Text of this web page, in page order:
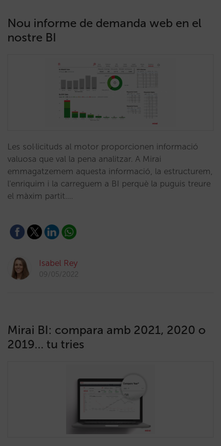
Nou informe de demanda web en el
nostre BI
Les sol·licituds al motor proporcionen informació
valuosa que val la pena analitzar. A Mirai
emmagatzemem aquesta informació, la estructurem,
l'enriquim i la carreguem a BI perquè la puguis treure
el màxim partit.…
Isabel Rey
09/05/2022
Mirai BI: compara amb 2021, 2020 o
2019… tu tries